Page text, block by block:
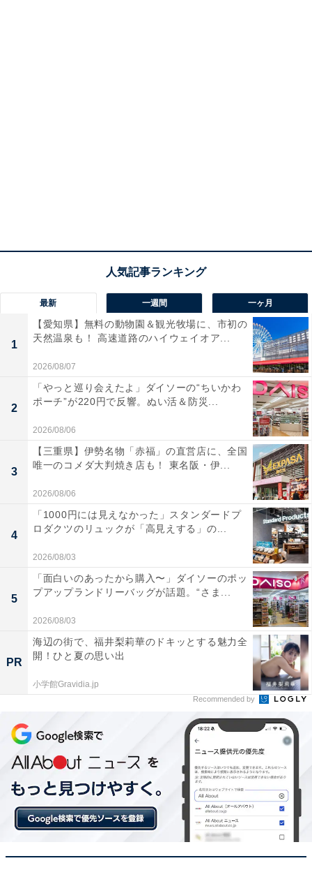
最新 一週間 一ヶ月
1
【愛知県】無料の動物園＆観光牧場に、市初の
天然温泉も！ 高速道路のハイウェイオア...
2026/08/07
2
「やっと巡り会えたよ」ダイソーの“ちいかわ
ポーチ”が220円で反響。ぬい活＆防災...
2026/08/06
3
【三重県】伊勢名物「赤福」の直営店に、全国
唯一のコメダ大判焼き店も！ 東名阪・伊...
2026/08/06
4
「1000円には見えなかった」スタンダードプ
ロダクツのリュックが「高見えする」の...
2026/08/03
5
「面白いのあったから購入〜」ダイソーのポッ
プアップランドリーバッグが話題。“さま...
2026/08/03
PR
海辺の街で、福井梨莉華のドキッとする魅力全
開！ひと夏の思い出
小学館Gravidia.jp
Recommended by